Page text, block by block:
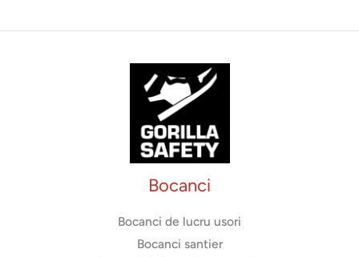
Bocanci
Bocanci de lucru usori
Bocanci santier